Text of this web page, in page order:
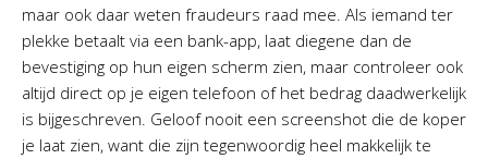
maar ook daar weten fraudeurs raad mee. Als iemand ter
plekke betaalt via een bank-app, laat diegene dan de
bevestiging op hun eigen scherm zien, maar controleer ook
altijd direct op je eigen telefoon of het bedrag daadwerkelijk
is bijgeschreven. Geloof nooit een screenshot die de koper
je laat zien, want die zijn tegenwoordig heel makkelijk te